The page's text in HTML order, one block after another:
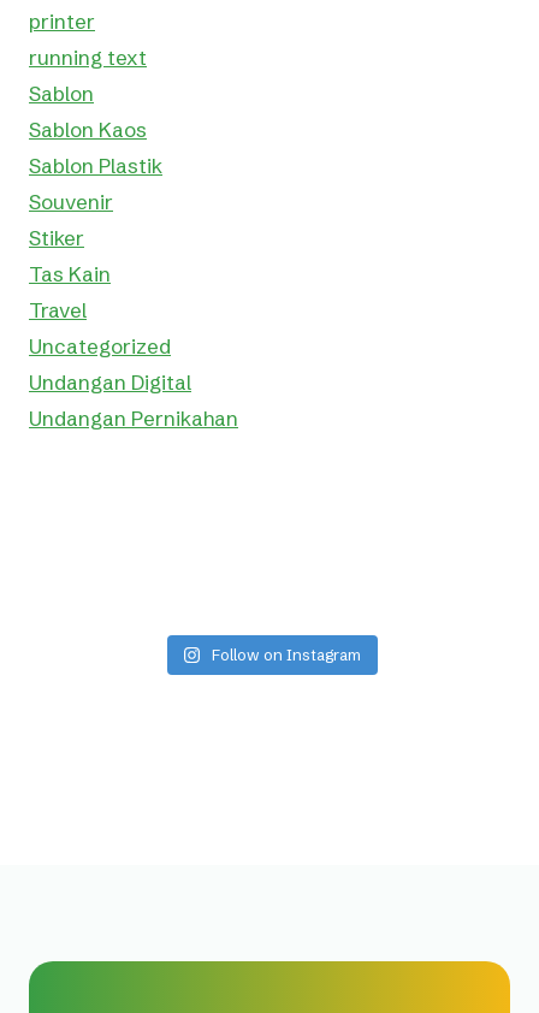
printer
running text
Sablon
Sablon Kaos
Sablon Plastik
Souvenir
Stiker
Tas Kain
Travel
Uncategorized
Undangan Digital
Undangan Pernikahan
Follow on Instagram